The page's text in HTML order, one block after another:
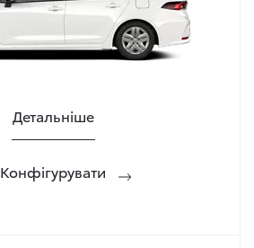
Детальніше
Конфігурувати